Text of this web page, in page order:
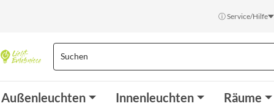
ⓘ Service/Hilfe
Außenleuchten Innenleuchten Räume